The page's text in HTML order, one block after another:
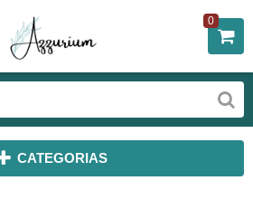
0
CATEGORIAS